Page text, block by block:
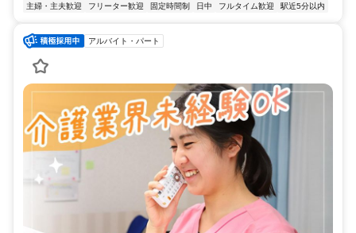
主婦・主夫歓迎 フリーター歓迎 固定時間制 日中 フルタイム歓迎 駅近5分以内
アルバイト・パート